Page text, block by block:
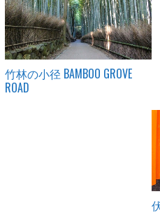
竹林の小径 BAMBOO GROVE
ROAD